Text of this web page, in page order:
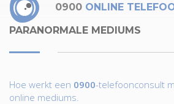
0900 ONLINE
PARANORMALE MEDIUMS
Hoe werkt een 0900-telefoonconsult
online mediums.